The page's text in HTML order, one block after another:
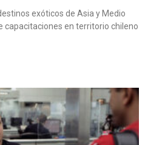
exóticos de Asia y Medio
capacitaciones en territorio chileno